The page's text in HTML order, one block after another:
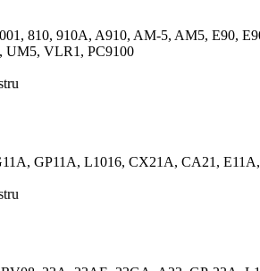
810, 910A, A910, AM-5, AM5, E90,
UM5, VLR1, PC9100
GP11A, L1016, CX21A, CA21,